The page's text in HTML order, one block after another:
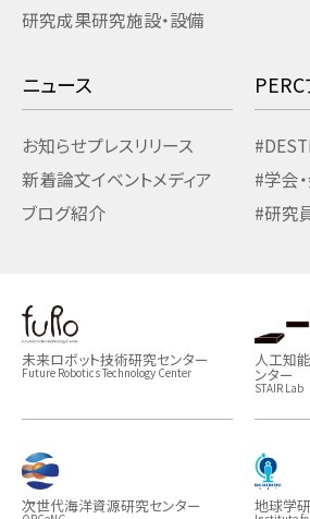
研究成果研究施設・設備
ニュース
お知らせプレスリリース
新着論文イベントメディア
ブログ紹介
#学会
#研究
未来ロボット技術研究センター
Future Robotics Technology Center
人工知
ンター
STAIR Lab
次世代海洋資源研究センター 地球学